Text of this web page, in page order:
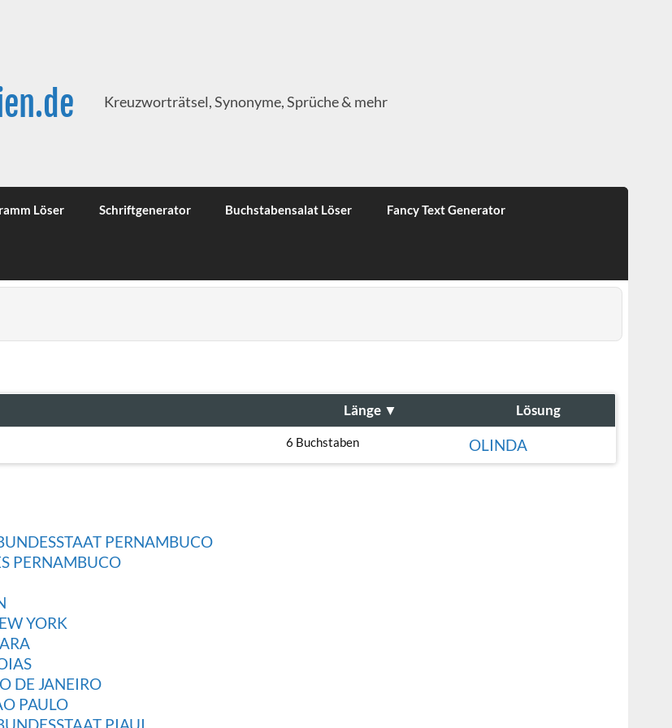
Kreuzworträtsel, Synonyme, Sprüche & mehr
Löser Schriftgenerator Buchstabensalat Löser Fancy Text Generator
Länge ▼ Lösung
6 Buchstaben OLINDA
PERNAMBUCO
PERNAMBUCO
YORK
DE JANEIRO
PAULO